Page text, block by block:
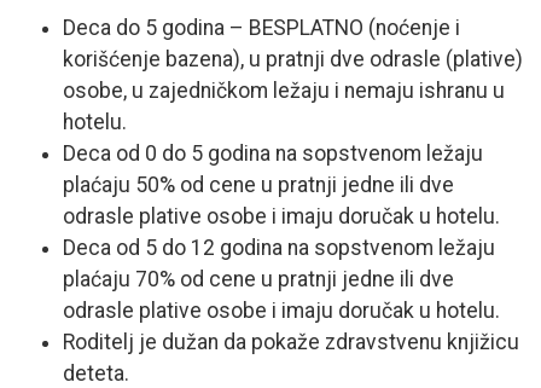
Deca do 5 godina – BESPLATNO (noćenje i
korišćenje bazena), u pratnji dve odrasle (plative)
osobe, u zajedničkom ležaju i nemaju ishranu u
hotelu.
Deca od 0 do 5 godina na sopstvenom ležaju
plaćaju 50% od cene u pratnji jedne ili dve
odrasle plative osobe i imaju doručak u hotelu.
Deca od 5 do 12 godina na sopstvenom ležaju
plaćaju 70% od cene u pratnji jedne ili dve
odrasle plative osobe i imaju doručak u hotelu.
Roditelj je dužan da pokaže zdravstvenu knjižicu
deteta.